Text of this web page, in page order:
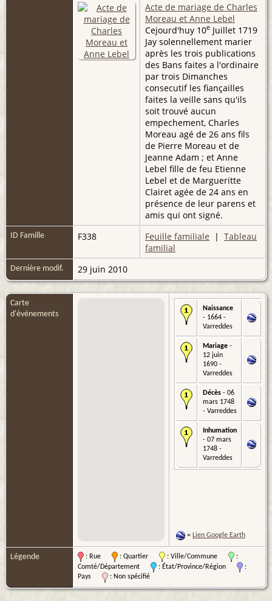
Acte de mariage de Charles
Moreau et Anne Lebel
Cejourd'huy 10e Juillet 1719
Jay solennellement marier
après les trois publications
des Bans faites a l'ordinaire
par trois Dimanches
consecutif les fiançailles
faites la veille sans qu'ils
soit trouvé aucun
empechement, Charles
Moreau agé de 26 ans fils
de Pierre Moreau et de
Jeanne Adam ; et Anne
Lebel fille de feu Etienne
Lebel et de Margueritte
Clairet agée de 24 ans en
présence de leur parens et
amis qui ont signé.
ID Famille F338 Feuille familiale | Tableau
familial
Dernière modif. 29 juin 2010
Carte
d'événements
Naissance
- 1664 -
Varreddes
Mariage -
12 juin
1690 -
Varreddes
Décès - 06
mars 1748
- Varreddes
Inhumation
- 07 mars
1748 -
Varreddes
= Lien Google Earth
Légende : Rue : Quartier : Ville/Commune
:
Comté/Département
: État/Province/Région
:
Pays
: Non spécifié